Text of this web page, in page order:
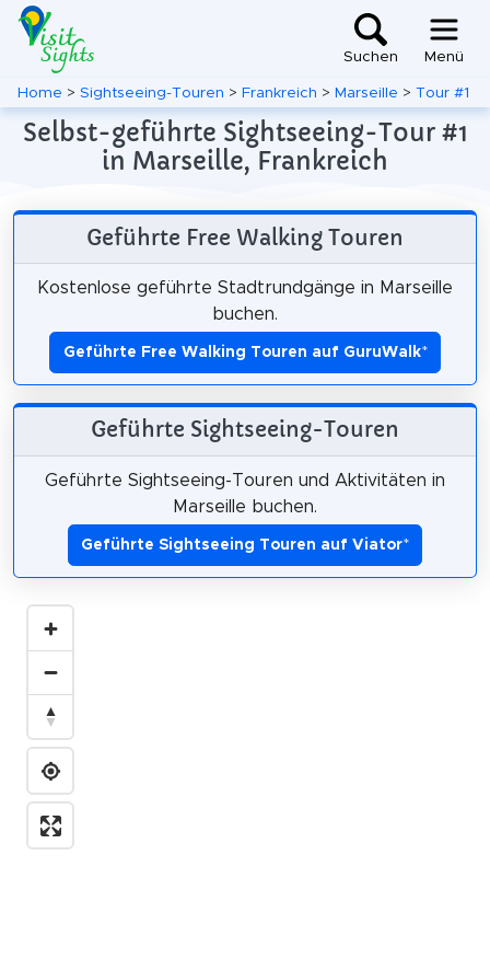
Suchen Menü
Home > Sightseeing-Touren > Frankreich > Marseille > Tour #1
Selbst-geführte Sightseeing-Tour #1
in Marseille, Frankreich
Geführte Free Walking Touren
Kostenlose geführte Stadtrundgänge in Marseille
buchen.
Geführte Free Walking Touren auf GuruWalk*
Geführte Sightseeing-Touren
Geführte Sightseeing-Touren und Aktivitäten in
Marseille buchen.
Geführte Sightseeing Touren auf Viator*